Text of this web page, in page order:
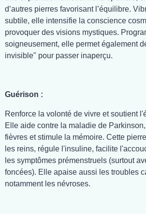
d’autres pierres favorisant l’équilibre.
subtile, elle intensifie la conscience
provoquer des visions mystiques.
soigneusement, elle permet également
invisible" pour passer inaperçu.
Guérison :
Renforce la volonté de vivre et soutient
Elle aide contre la maladie de
fièvres et stimule la mémoire. Cette
les reins, régule l'insuline, facilite
les symptômes prémenstruels (surtout
foncées). Elle apaise aussi les troubles
notamment les névroses.